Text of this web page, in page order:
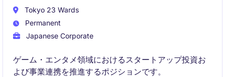
Tokyo 23 Wards
Permanent
Japanese Corporate
ゲーム・エンタメ領域におけるスタートアップ投資お
よび事業連携を推進するポジションです。